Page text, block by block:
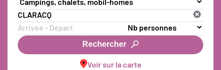
Rechercher
Voir sur la carte